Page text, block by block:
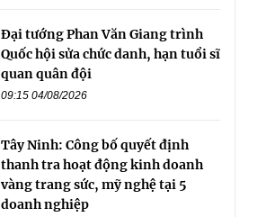
Đại tướng Phan Văn Giang trình
Quốc hội sửa chức danh, hạn tuổi sĩ
quan quân đội
09:15 04/08/2026
Tây Ninh: Công bố quyết định
thanh tra hoạt động kinh doanh
vàng trang sức, mỹ nghệ tại 5
doanh nghiệp